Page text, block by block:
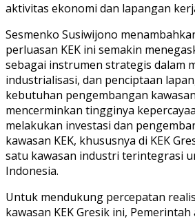
aktivitas ekonomi dan lapangan
Sesmenko Susiwijono
perluasan KEK ini semakin
sebagai instrumen strategis dalam
industrialisasi, dan penciptaan
kebutuhan pengembangan
mencerminkan tingginya
melakukan investasi dan
kawasan KEK, khususnya di KEK
satu kawasan industri terintegrasi
Indonesia.
Untuk mendukung percepatan
kawasan KEK Gresik ini,